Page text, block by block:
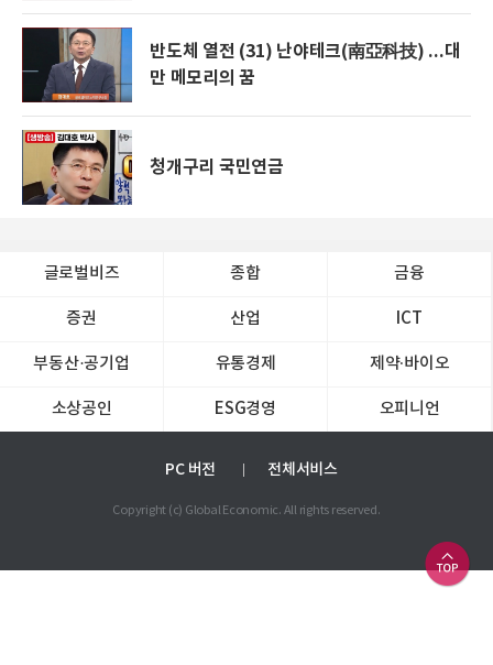
반도체 열전 (31) 난야테크(南亞科技) ...대
만 메모리의 꿈
청개구리 국민연금
글로벌비즈 종합 금융
증권 산업 ICT
부동산·공기업 유통경제 제약∙바이오
소상공인 ESG경영 오피니언
PC 버전 전체서비스
Copyright (c) Global Economic. All rights reserved.